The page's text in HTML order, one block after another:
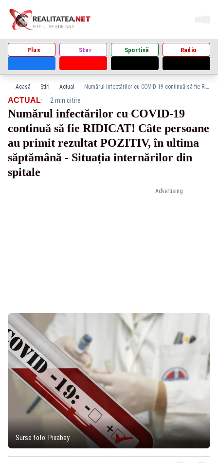
Plus Star Sportivă Radio
Acasă Știri Actual Numărul infectărilor cu COVID-19 continuă să fie RIDICAT! Câte persoane au primit rezultat POZITIV, în ultima săptămână - Situația internărilor din spitale
Advertising
ACTUAL· 2 min citire
Numărul infectărilor cu COVID-19
continuă să fie RIDICAT! Câte persoane
au primit rezultat POZITIV, în ultima
săptămână - Situația internărilor din
spitale
Sursa foto: Pixabay